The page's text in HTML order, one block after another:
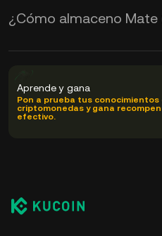
¿Cómo almaceno Mate
Aprende y gana
Pon a prueba tus conocimientos
criptomonedas y gana
efectivo.